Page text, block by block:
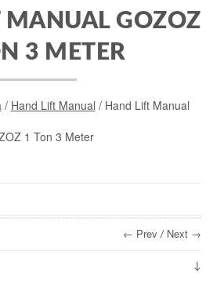
MANUAL GOZOZ
3 METER
/ Hand Lift Manual / Hand Lift Manual
1 Ton 3 Meter
← Prev / Next →